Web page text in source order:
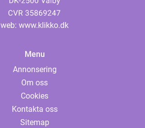
web: www.klikko.dk
Menu
Annonsering
Om oss
Cookies
Kontakta oss
Sitemap